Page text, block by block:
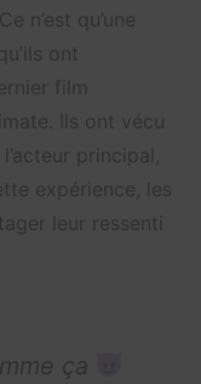
n’est qu’une
ont
film
Ils ont vécu
principal,
expérience, les
leur ressenti
ça